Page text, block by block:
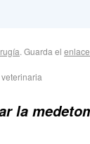
. Guarda el
la